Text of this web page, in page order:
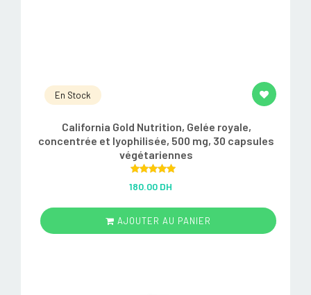
En Stock
California Gold Nutrition, Gelée royale,
concentrée et lyophilisée, 500 mg, 30 capsules
végétariennes
out of 5
180.00 DH
AJOUTER AU PANIER